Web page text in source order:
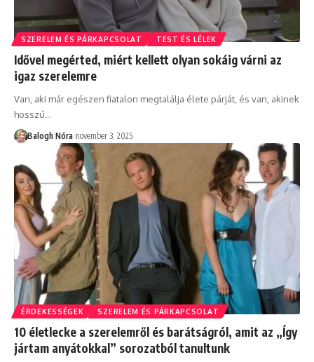
SZERELEM ÉS PÁRKAPCSOLAT TEST ÉS LÉLEK
Idővel megérted, miért kellett olyan sokáig várni az
igaz szerelemre
Van, aki már egészen fiatalon megtalálja élete párját, és van, akinek
hosszú…
Balogh Nóra november 3, 2025
ÉRDEKESSÉGEK SZERELEM ÉS PÁRKAPCSOLAT
10 életlecke a szerelemről és barátságról, amit az „Így
jártam anyátokkal” sorozatból tanultunk